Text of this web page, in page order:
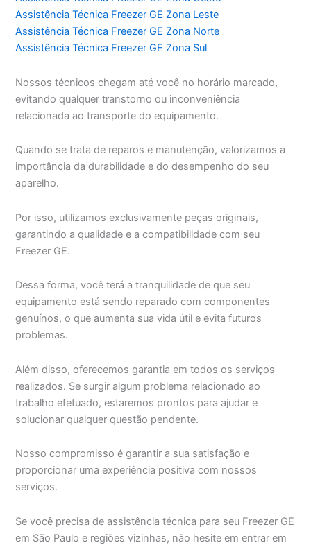
Assistência Técnica Freezer GE Zona Leste
Assistência Técnica Freezer GE Zona Norte
Assistência Técnica Freezer GE Zona Sul
Nossos técnicos chegam até você no horário marcado,
evitando qualquer transtorno ou inconveniência
relacionada ao transporte do equipamento.
Quando se trata de reparos e manutenção, valorizamos a
importância da durabilidade e do desempenho do seu
aparelho.
Por isso, utilizamos exclusivamente peças originais,
garantindo a qualidade e a compatibilidade com seu
Freezer GE.
Dessa forma, você terá a tranquilidade de que seu
equipamento está sendo reparado com componentes
genuínos, o que aumenta sua vida útil e evita futuros
problemas.
Além disso, oferecemos garantia em todos os serviços
realizados. Se surgir algum problema relacionado ao
trabalho efetuado, estaremos prontos para ajudar e
solucionar qualquer questão pendente.
Nosso compromisso é garantir a sua satisfação e
proporcionar uma experiência positiva com nossos
serviços.
Se você precisa de assistência técnica para seu Freezer GE
em São Paulo e regiões vizinhas, não hesite em entrar em